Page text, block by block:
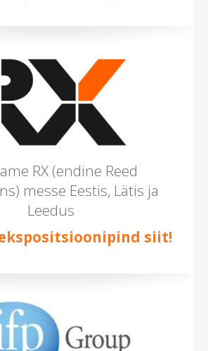
RX (endine Reed
messe Eestis, Lätis ja
Leedus
siit!